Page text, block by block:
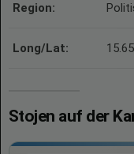
Region:
Long/Lat:
Stojen auf der